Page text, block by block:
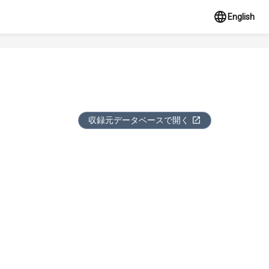
English
収録元データベースで開く